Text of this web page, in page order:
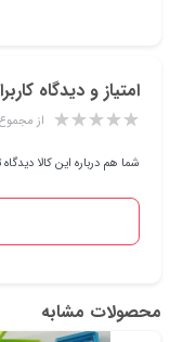
امتیاز و دیدگاه
از مجموع ۰ امتیاز
شما هم درباره این کالا
محصولات مشابه